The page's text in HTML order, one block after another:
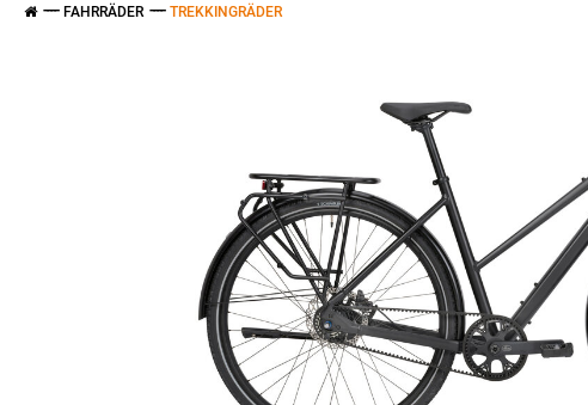
FAHRRÄDER TREKKINGRÄDER